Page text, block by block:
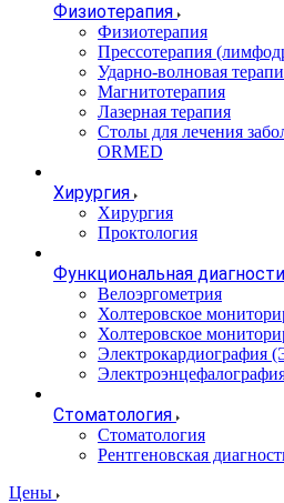
Физиотерапия
Физиотерапия
Прессотерапия
Ударно-волновая
Магнитотерапия
Лазерная терапия
Столы для лечения
ORMED
Хирургия
Хирургия
Проктология
Функциональная
Велоэргометрия
Холтеровское
Холтеровское
Электрокардиография
Стоматология
Стоматология
Рентгеновская
Цены